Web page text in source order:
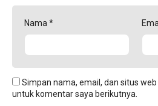
Nama*
Simpan nama, email, dan situs
untuk komentar saya berikutnya.